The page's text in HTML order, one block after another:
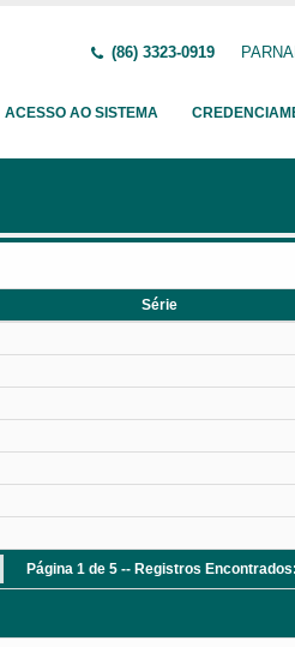
(86) 3323-0919
ACESSO AO SISTEMA
Série
Página 1 de 5 -- Registros